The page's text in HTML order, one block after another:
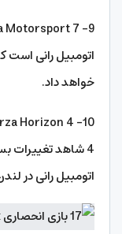
اتومبیل رانی است
خواهد داد.
اتومبیل رانی در